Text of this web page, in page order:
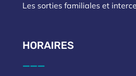
Les sorties familiales et
HORAIRES
___